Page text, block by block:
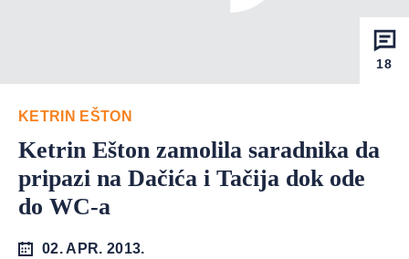
18
KETRIN EŠTON
Ketrin Ešton zamolila saradnika da
pripazi na Dačića i Tačija dok ode
do WC-a
02. APR. 2013.